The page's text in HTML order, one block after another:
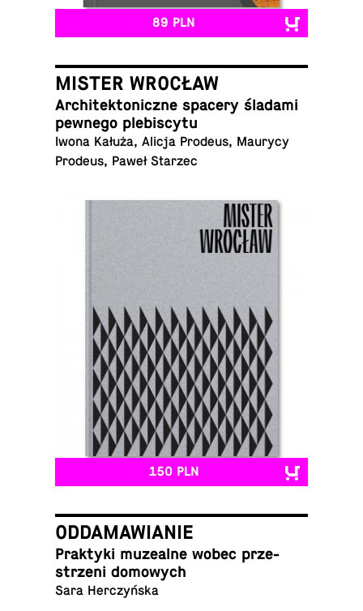
89 PLN
MISTER WROCŁAW
Ar­chi­tek­to­nicz­ne spacery śladami
pewnego plebiscytu
Iwona Kałuża, Alicja Prodeus, Maurycy
Prodeus, Paweł Starzec
150 PLN
ODDAMAWIANIE
Prak­ty­ki mu­ze­al­ne wobec prze­
strze­ni domowych
Sara Herczyńska